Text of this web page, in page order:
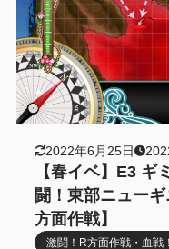
2022年6月25日
【春イベ】E3 ギ
闘！東部ニュー
方面作戦】
激闘！R方面作戦・血戦